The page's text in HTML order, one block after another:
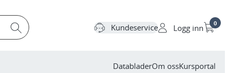
Kundeservice Logg inn 0
DatabladerOm ossKursportal